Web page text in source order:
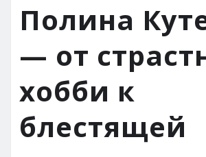
Полина
— от
хобби к
блестящей